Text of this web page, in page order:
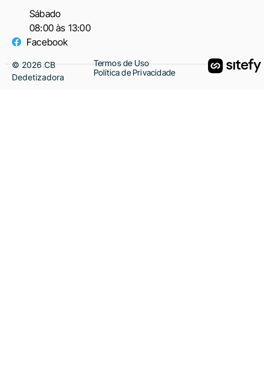
Sábado
08:00 às 13:00
Facebook
©2026CB
Dedetizadora
Termos de Uso
Política de Privacidade